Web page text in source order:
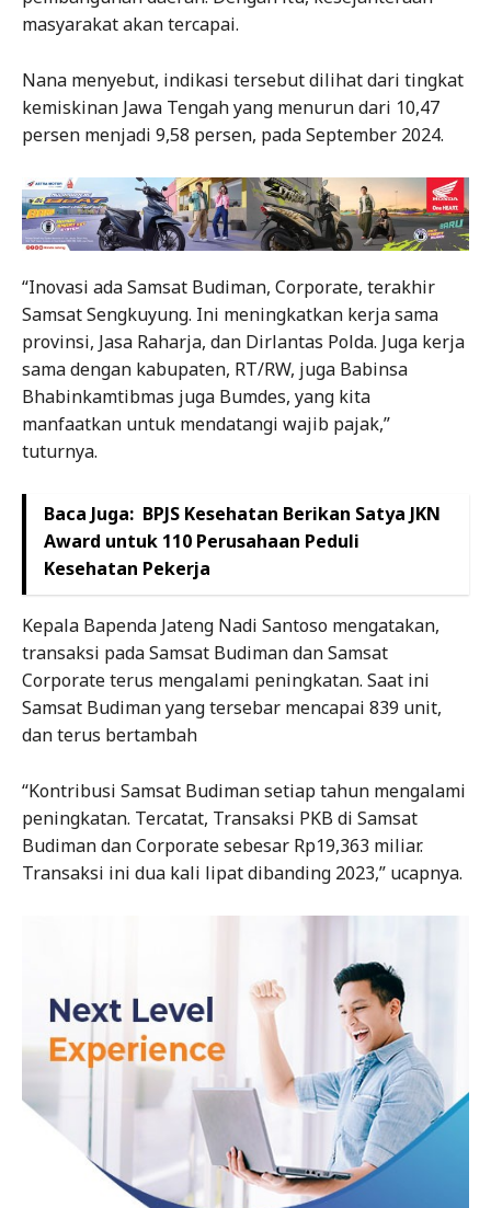
masyarakat akan tercapai.
Nana menyebut, indikasi tersebut dilihat dari tingkat
kemiskinan Jawa Tengah yang menurun dari 10,47
persen menjadi 9,58 persen, pada September 2024.
“Inovasi ada Samsat Budiman, Corporate, terakhir
Samsat Sengkuyung. Ini meningkatkan kerja sama
provinsi, Jasa Raharja, dan Dirlantas Polda. Juga kerja
sama dengan kabupaten, RT/RW, juga Babinsa
Bhabinkamtibmas juga Bumdes, yang kita
manfaatkan untuk mendatangi wajib pajak,”
tuturnya.
Baca Juga: BPJS Kesehatan Berikan Satya JKN
Award untuk 110 Perusahaan Peduli
Kesehatan Pekerja
Kepala Bapenda Jateng Nadi Santoso mengatakan,
transaksi pada Samsat Budiman dan Samsat
Corporate terus mengalami peningkatan. Saat ini
Samsat Budiman yang tersebar mencapai 839 unit,
dan terus bertambah
“Kontribusi Samsat Budiman setiap tahun mengalami
peningkatan. Tercatat, Transaksi PKB di Samsat
Budiman dan Corporate sebesar Rp19,363 miliar.
Transaksi ini dua kali lipat dibanding 2023,” ucapnya.